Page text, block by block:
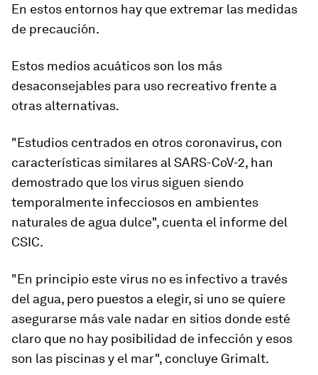
En estos entornos hay que extremar las medidas
de precaución.
Estos medios acuáticos son los más
desaconsejables para uso recreativo frente a
otras alternativas.
"Estudios centrados en otros coronavirus, con
características similares al SARS-CoV-2, han
demostrado que los virus siguen siendo
temporalmente infecciosos en ambientes
naturales de agua dulce", cuenta el informe del
CSIC.
"En principio este virus no es infectivo a través
del agua, pero puestos a elegir, si uno se quiere
asegurarse más vale nadar en sitios donde esté
claro que no hay posibilidad de infección y esos
son las piscinas y el mar", concluye Grimalt.